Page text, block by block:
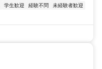
学生歓迎 経験不問
未経験者歓迎